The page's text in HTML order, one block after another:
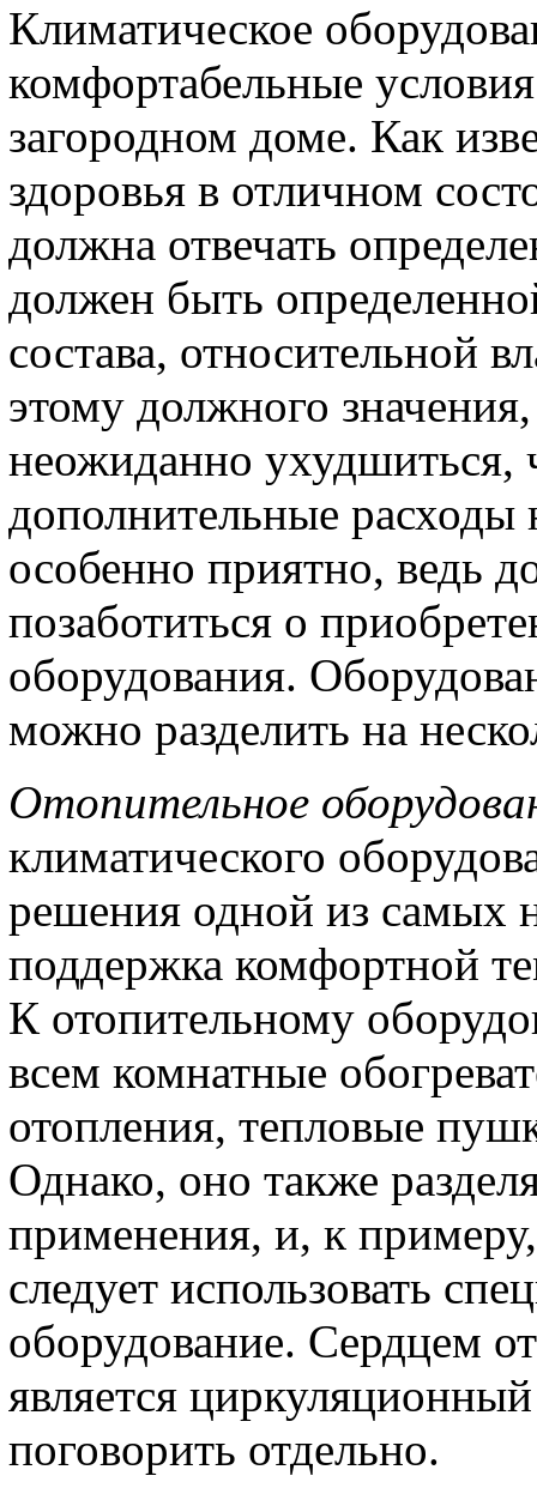
Климатическое
комфортабельные
загородном доме. Как
здоровья в отличном
должна отвечать
должен быть
состава, относительной
этому должного
неожиданно ухудшиться,
дополнительные расходы
особенно приятно, ведь
позаботиться о
оборудования.
можно разделить на
Отопительное
климатического
решения одной из самых
поддержка комфортной
К отопительному
всем комнатные
отопления, тепловые
Однако, оно также
применения, и, к
следует использовать
оборудование. Сердцем
является
поговорить отдельно.